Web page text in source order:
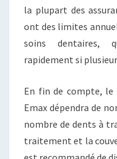
la plupart des
ont des limites
soins dentaires,
rapidement si
En fin de compte, le
Emax dépendra de
nombre de dents à
traitement et la